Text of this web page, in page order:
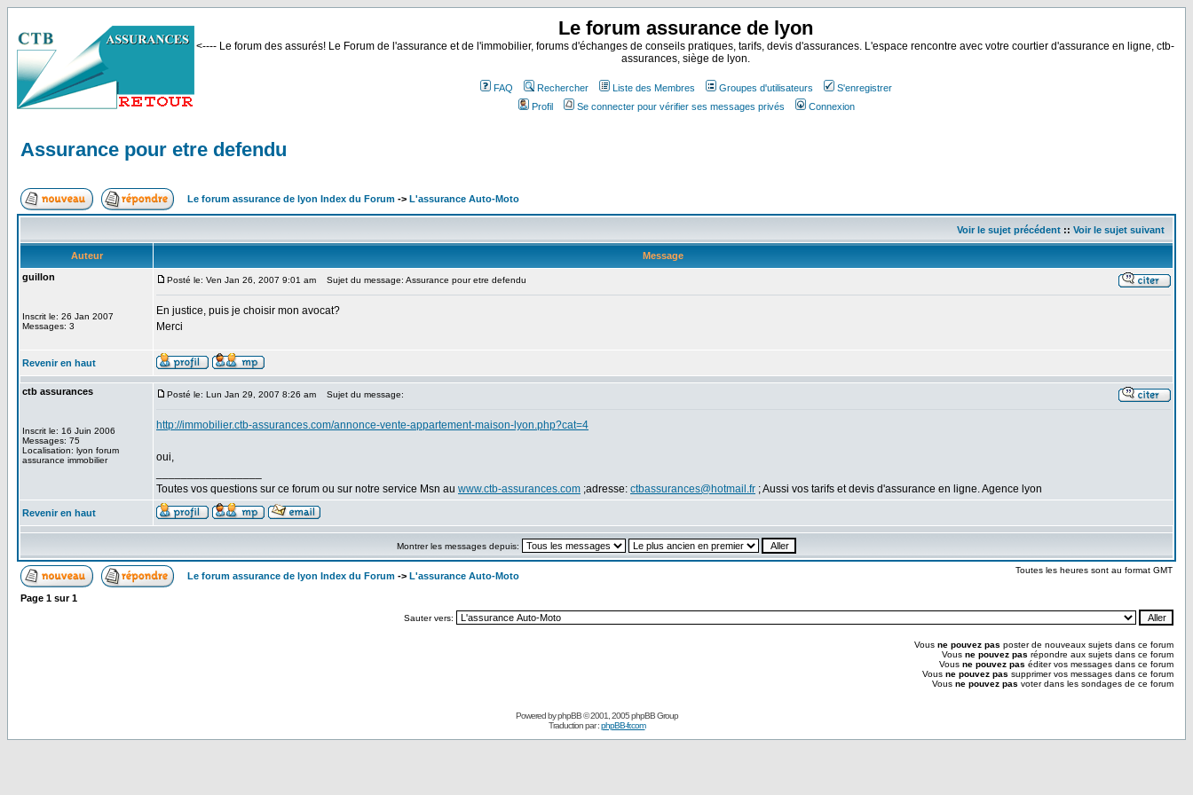
Le forum assurance de lyon
<---- Le forum des assurés! Le Forum de l'assurance et de l'immobilier, forums d'échanges de conseils pratiques, tarifs, devis d'assurances. L'espace rencontre avec votre courtier d'assurance en ligne, ctb-
assurances, siège de lyon.
FAQ Rechercher Liste des Membres Groupes d'utilisateurs
S'enregistrer
Profil
Se connecter pour vérifier ses messages privés Connexion
Assurance pour etre defendu
Le forum assurance de lyon Index du Forum -> L'assurance Auto-Moto
Voir le sujet précédent :: Voir le sujet suivant
Auteur
Message
guillon
Inscrit le: 26 Jan 2007
Messages: 3
Posté le: Ven Jan 26, 2007 9:01 am Sujet du message: Assurance pour etre defendu
En justice, puis je choisir mon avocat?
Merci
Revenir en haut
ctb assurances
Inscrit le: 16 Juin 2006
Messages: 75
Localisation: lyon forum
assurance immobilier
Posté le: Lun Jan 29, 2007 8:26 am Sujet du message:
http://immobilier.ctb-assurances.com/annonce-vente-appartement-maison-lyon.php?cat=4
oui,
Toutes vos questions sur ce forum ou sur notre service Msn au www.ctb-assurances.com ;adresse: ctbassurances@hotmail.fr ; Aussi vos tarifs et devis d'assurance en ligne. Agence lyon
Revenir en haut
Montrer les messages depuis:
Le forum assurance de lyon Index du Forum -> L'assurance Auto-Moto
Toutes les heures sont au format GMT
Page 1 sur1
Sauter vers:
Vous ne pouvez pas poster de nouveaux sujets dans ce forum
Vous ne pouvez pas répondre aux sujets dans ce forum
Vous ne pouvez pas éditer vos messages dans ce forum
Vous ne pouvez pas supprimer vos messages dans ce forum
Vous ne pouvez pas voter dans les sondages de ce forum
Powered byphpBB© 2001, 2005 phpBB Group
Traduction par :phpBB-fr.com